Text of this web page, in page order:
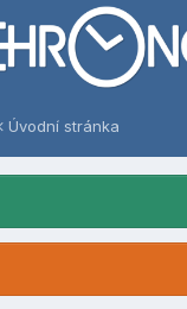
Úvodní stránka